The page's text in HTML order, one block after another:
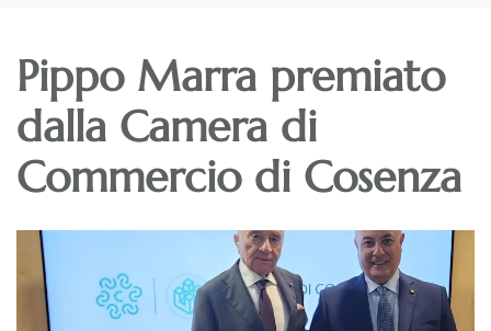
Pippo Marra premiato
dalla Camera di
Commercio di Cosenza